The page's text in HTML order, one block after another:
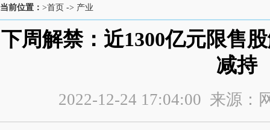
当前位置： >首页 -> 产业
下周解禁：近1300亿元限售
减持
2022-12-24 17:04:00 来源